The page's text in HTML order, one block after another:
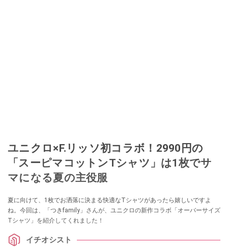
ユニクロ×F.リッソ初コラボ！2990円の
「スーピマコットンTシャツ」は1枚でサ
マになる夏の主役服
夏に向けて、1枚でお洒落に決まる快適なTシャツがあったら嬉しいですよ
ね。今回は、「つきfamily」さんが、ユニクロの新作コラボ「オーバーサイズ
Tシャツ」を紹介してくれました！
イチオシスト